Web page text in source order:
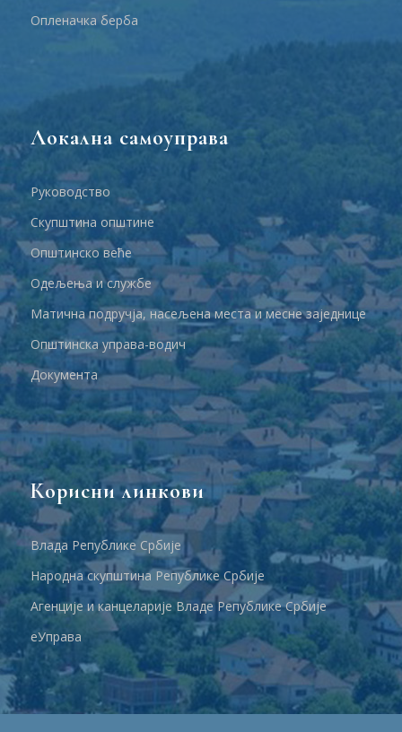
Опленачка берба
Локална самоуправа
Руководство
Скупштина општине
Општинско веће
Одељења и службе
Матична подручја, насељена места и месне заједнице
Општинска управа-водич
Документа
Корисни линкови
Влада Републике Србије
Народна скупштина Републике Србије
Агенције и канцеларије Владе Републике Србије
еУправа